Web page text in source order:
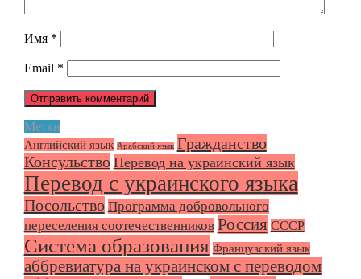
Имя *
Email *
Метки
Английский язык Арабский язык Гражданство
Консульство Перевод на украинский язык
Перевод с украинского языка
Посольство Программа добровольного
переселения соотечественников Россия СССР
Система образования Французский язык
аббревиатура на украинском с переводом